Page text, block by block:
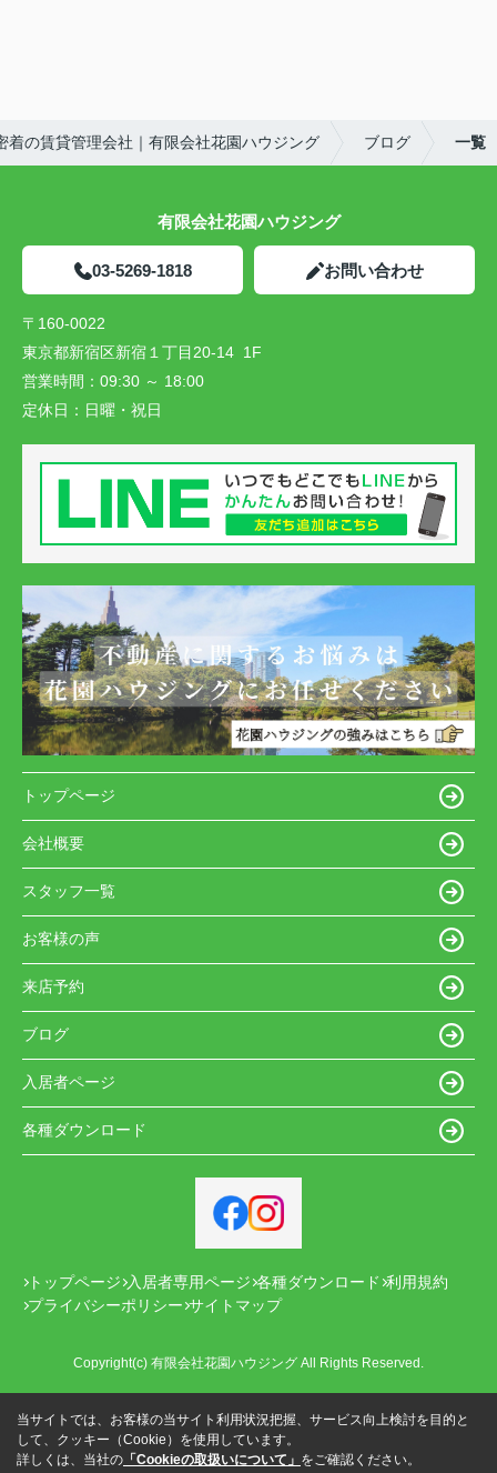
着の賃貸管理会社｜有限会社花園ハウジング ブログ 一覧
有限会社花園ハウジング
03-5269-1818 お問い合わせ
〒160-0022
東京都新宿区新宿１丁目20-14 1F
営業時間： 09:30 ～ 18:00
定休日： 日曜・祝日
トップページ
会社概要
スタッフ一覧
お客様の声
来店予約
ブログ
入居者ページ
各種ダウンロード
トップページ 入居者専用ページ 各種ダウンロード 利用規約
プライバシーポリシー サイトマップ
Copyright(c) 有限会社花園ハウジング All Rights Reserved.
当サイトでは、お客様の当サイト利用状況把握、サービス向上検討を目的と
して、クッキー（Cookie）を使用しています。
詳しくは、当社の 「Cookieの取扱いについて」 をご確認ください。